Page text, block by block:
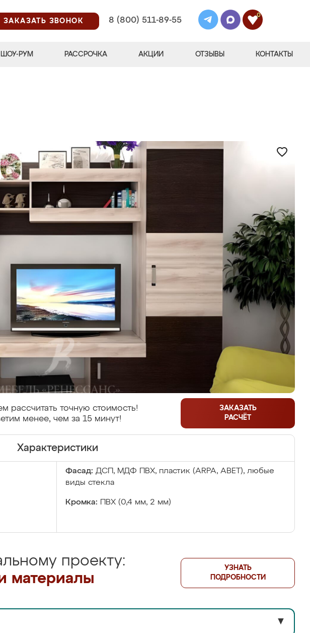
ЗАКАЗАТЬ ЗВОНОК
8 (800) 511-89-55
0
ШОУ-РУМ РАССРОЧКА АКЦИИ ОТЗЫВЫ КОНТАКТЫ
рассчитать точную стоимость!
менее, чем за 15 минут!
ЗАКАЗАТЬ
РАСЧЁТ
Характеристики
Фасад: ДСП, МДФ ПВХ, пластик (ARPA, ABET), любые
виды стекла
Кромка: ПВХ (0,4 мм, 2 мм)
проекту:
материалы
УЗНАТЬ
ПОДРОБНОСТИ
▼